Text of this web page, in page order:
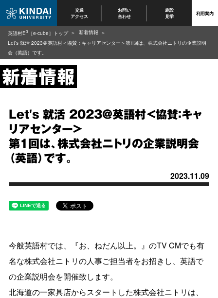
交通
アクセス
お問い
合わせ
施設
見学 利用案内
Let's 就活 2023＠英語村＜協賛：キャ
リアセンター＞
第1回は、株式会社ニトリの企業説明会
（英語）です。
2023.11.09
今般英語村では、『お、ねだん以上。』のTV CMでも有
名な株式会社ニトリの人事ご担当者をお招きし、英語で
の企業説明会を開催致します。
北海道の一家具店からスタートした株式会社ニトリは、
英語村E3 ［e-cube］トップ
新着情報
Let's 就活 2023＠英語村＜協賛：キャリアセンター＞第1回は、株式会社ニトリの企業説明
会（英語）です。